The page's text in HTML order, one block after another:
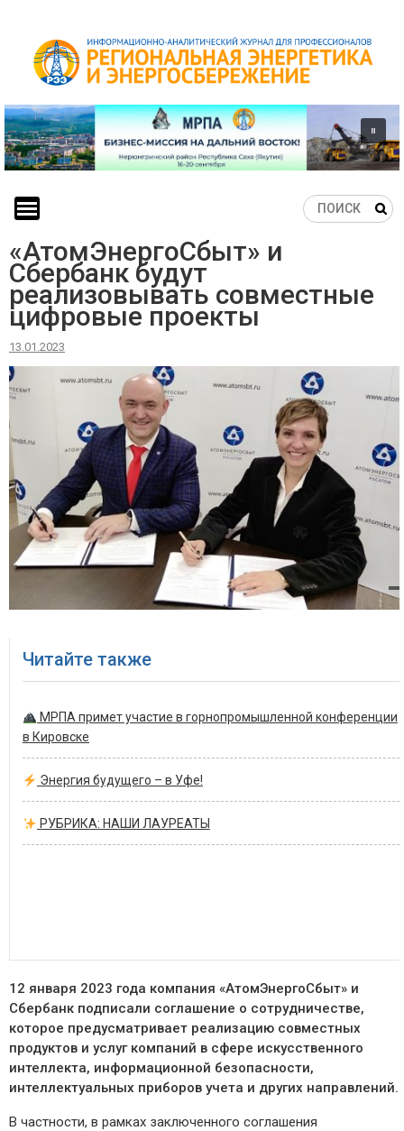
content
«АтомЭнергоСбыт» и
Сбербанк будут
реализовывать совместные
цифровые проекты
13.01.2023
Читайте также
МРПА примет участие в горнопромышленной конференции
в Кировске
Энергия будущего – в Уфе!
РУБРИКА: НАШИ ЛАУРЕАТЫ
12 января 2023 года компания «АтомЭнергоСбыт» и
Сбербанк подписали соглашение о сотрудничестве,
которое предусматривает реализацию совместных
продуктов и услуг компаний в сфере искусственного
интеллекта, информационной безопасности,
интеллектуальных приборов учета и других направлений.
В частности, в рамках заключенного соглашения